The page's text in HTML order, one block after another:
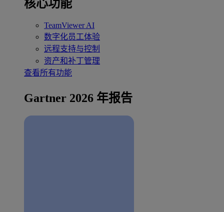
核心功能
TeamViewer AI
数字化员工体验
远程支持与控制
资产和补丁管理
查看所有功能
Gartner 2026 年报告